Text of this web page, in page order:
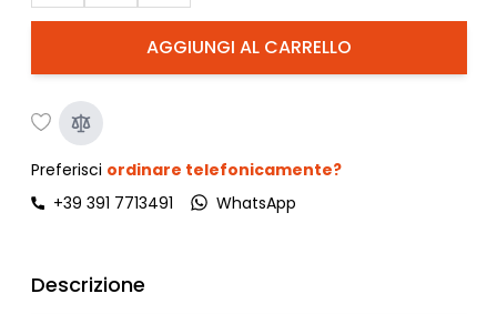
AGGIUNGI AL CARRELLO
Preferisci ordinare telefonicamente?
+39 391 7713491
WhatsApp
Descrizione